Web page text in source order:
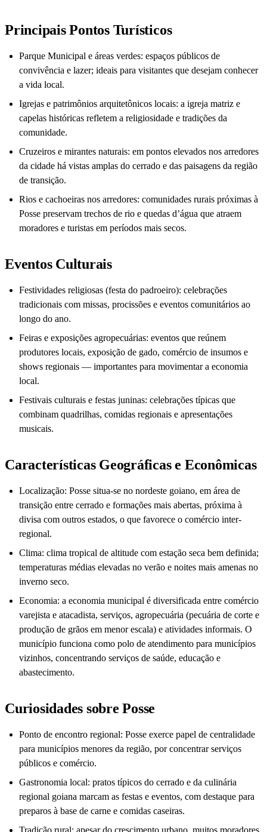
Principais Pontos Turísticos
Parque Municipal e áreas verdes: espaços públicos de
convivência e lazer; ideais para visitantes que desejam conhecer
a vida local.
Igrejas e patrimônios arquitetônicos locais: a igreja matriz e
capelas históricas refletem a religiosidade e tradições da
comunidade.
Cruzeiros e mirantes naturais: em pontos elevados nos arredores
da cidade há vistas amplas do cerrado e das paisagens da região
de transição.
Rios e cachoeiras nos arredores: comunidades rurais próximas à
Posse preservam trechos de rio e quedas d’água que atraem
moradores e turistas em períodos mais secos.
Eventos Culturais
Festividades religiosas (festa do padroeiro): celebrações
tradicionais com missas, procissões e eventos comunitários ao
longo do ano.
Feiras e exposições agropecuárias: eventos que reúnem
produtores locais, exposição de gado, comércio de insumos e
shows regionais — importantes para movimentar a economia
local.
Festivais culturais e festas juninas: celebrações típicas que
combinam quadrilhas, comidas regionais e apresentações
musicais.
Características Geográficas e Econômicas
Localização: Posse situa-se no nordeste goiano, em área de
transição entre cerrado e formações mais abertas, próxima à
divisa com outros estados, o que favorece o comércio inter-
regional.
Clima: clima tropical de altitude com estação seca bem definida;
temperaturas médias elevadas no verão e noites mais amenas no
inverno seco.
Economia: a economia municipal é diversificada entre comércio
varejista e atacadista, serviços, agropecuária (pecuária de corte e
produção de grãos em menor escala) e atividades informais. O
município funciona como polo de atendimento para municípios
vizinhos, concentrando serviços de saúde, educação e
abastecimento.
Curiosidades sobre Posse
Ponto de encontro regional: Posse exerce papel de centralidade
para municípios menores da região, por concentrar serviços
públicos e comércio.
Gastronomia local: pratos típicos do cerrado e da culinária
regional goiana marcam as festas e eventos, com destaque para
preparos à base de carne e comidas caseiras.